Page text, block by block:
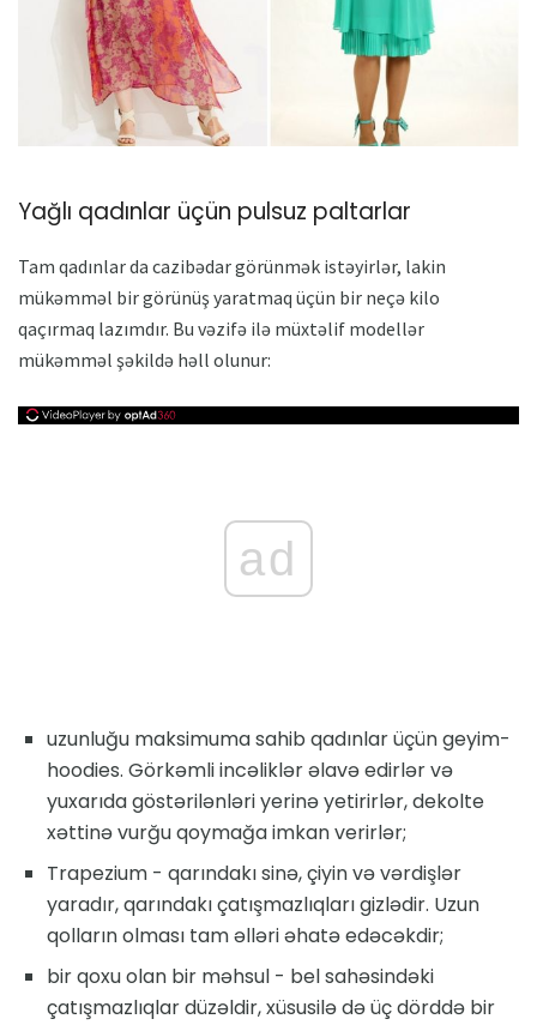
Yağlı qadınlar üçün pulsuz paltarlar
Tam qadınlar da cazibədar görünmək istəyirlər, lakin
mükəmməl bir görünüş yaratmaq üçün bir neçə kilo
qaçırmaq lazımdır. Bu vəzifə ilə müxtəlif modellər
mükəmməl şəkildə həll olunur:
ad
uzunluğu maksimuma sahib qadınlar üçün geyim-
hoodies. Görkəmli incəliklər əlavə edirlər və
yuxarıda göstərilənləri yerinə yetirirlər, dekolte
xəttinə vurğu qoymağa imkan verirlər;
Trapezium - qarındakı sinə, çiyin və vərdişlər
yaradır, qarındakı çatışmazlıqları gizlədir. Uzun
qolların olması tam əlləri əhatə edəcəkdir;
bir qoxu olan bir məhsul - bel sahəsindəki
çatışmazlıqlar düzəldir, xüsusilə də üç dörddə bir